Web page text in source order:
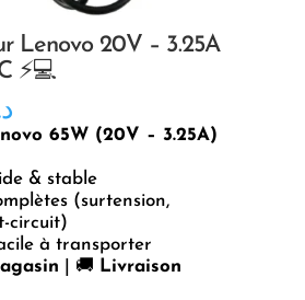
Lenovo 20V – 3.25A
⚡💻
65W (20V – 3.25A)
& stable
(surtension,
circuit)
à transporter
| 🚚 Livraison